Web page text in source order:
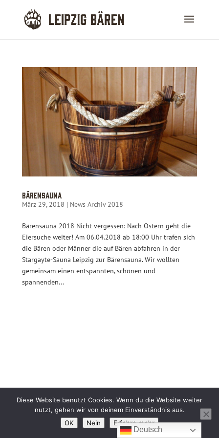
Bärensauna
März 29, 2018 | News Archiv 2018
Bärensauna 2018 Nicht vergessen: Nach Ostern geht die
Eiersuche weiter! Am 06.04.2018 ab 18:00 Uhr trafen sich
die Bären oder Männer die auf Bären abfahren in der
Stargayte-Sauna Leipzig zur Bärensauna. Wir wollten
gemeinsam einen entspannten, schönen und
spannenden...
© Leipzig Bären |Impressum|Kontakt|
Datenschutzerklärung| |
Deutsch
Diese Website benutzt Cookies. Wenn du die Website weiter
nutzt, gehen wir von deinem Einverständnis aus.
OK
Nein Erfahre mehr